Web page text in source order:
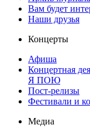
Вам будет
Наши друзья
Концерты
Афиша
Концертная
Я ПОЮ
Пост-релизы
Фестивали и
Медиа